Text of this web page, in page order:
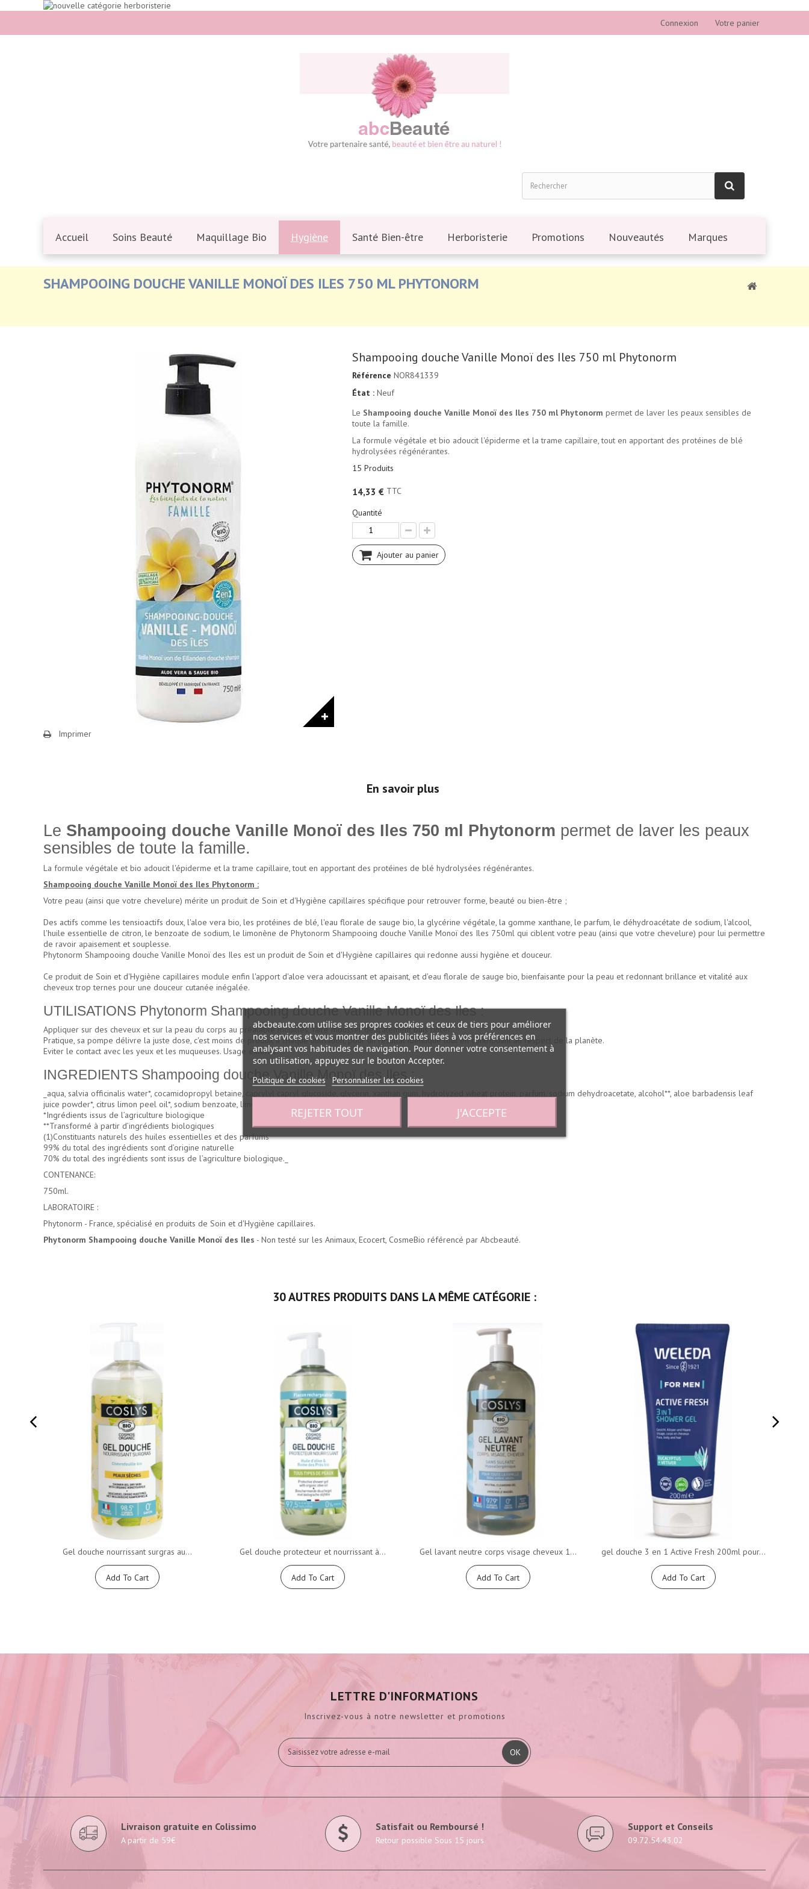
Connexion Votre panier
Accueil Soins Beauté Maquillage Bio Hygiène Santé Bien-être Herboristerie Promotions Nouveautés Marques
SHAMPOOING DOUCHE VANILLE MONOÏ DES ILES 750 ML PHYTONORM
Imprimer
Shampooing douche Vanille Monoï des Iles 750 ml Phytonorm
Référence NOR841339
État : Neuf
Le Shampooing douche Vanille Monoï des Iles 750 ml Phytonorm permet de laver les peaux sensibles de
toute la famille.
La formule végétale et bio adoucit l'épiderme et la trame capillaire, tout en apportant des protéines de blé
hydrolysées régénérantes.
15 Produits
14,33 € TTC
Quantité
Ajouter au panier
En savoir plus
Le Shampooing douche Vanille Monoï des Iles 750 ml Phytonorm permet de laver les peaux
sensibles de toute la famille.
La formule végétale et bio adoucit l'épiderme et la trame capillaire, tout en apportant des protéines de blé hydrolysées régénérantes.
Shampooing douche Vanille Monoï des Iles Phytonorm :
Votre peau (ainsi que votre chevelure) mérite un produit de Soin et d'Hygiène capillaires spécifique pour retrouver forme, beauté ou bien-être ;
Des actifs comme les tensioactifs doux, l'aloe vera bio, les protéines de blé, l'eau florale de sauge bio, la glycérine végétale, la gomme xanthane, le parfum, le déhydroacétate de sodium, l'alcool,
l'huile essentielle de citron, le benzoate de sodium, le limonène de Phytonorm Shampooing douche Vanille Monoï des Iles 750ml qui ciblent votre peau (ainsi que votre chevelure) pour lui permettre
de ravoir apaisement et souplesse.
Phytonorm Shampooing douche Vanille Monoï des Iles est un produit de Soin et d'Hygiène capillaires qui redonne aussi hygiène et douceur.
Ce produit de Soin et d'Hygiène capillaires module enfin l'apport d'aloe vera adoucissant et apaisant, et d'eau florale de sauge bio, bienfaisante pour la peau et redonnant brillance et vitalité aux
cheveux trop ternes pour une douceur cutanée inégalée.
UTILISATIONS Phytonorm Shampooing douche Vanille Monoï des Iles :
Appliquer sur des cheveux et sur la peau du corps au préalable mouillés, faire mousser délicatement puis rincer.
Pratique, sa pompe délivre la juste dose, c'est moins de produit à chaque utilisation, pour un résultat identique tout en contribuant au respect de la planète.
Eviter le contact avec les yeux et les muqueuses. Usage externe
INGREDIENTS Shampooing douche Vanille Monoï des Iles :
_aqua, salvia officinalis water*, cocamidopropyl betaine, caprylyl capryl glucoside, glycerin, xanthan gum, hydrolyzed wheat protein, parfum, sodium dehydroacetate, alcohol**, aloe barbadensis leaf
juice powder*, citrus limon peel oil*, sodium benzoate, limonene(1)
*Ingrédients issus de l’agriculture biologique
**Transformé à partir d’ingrédients biologiques
(1)Constituants naturels des huiles essentielles et des parfums
99% du total des ingrédients sont d’origine naturelle
70% du total des ingrédients sont issus de l’agriculture biologique._
CONTENANCE:
750ml.
LABORATOIRE :
Phytonorm - France, spécialisé en produits de Soin et d'Hygiène capillaires.
Phytonorm Shampooing douche Vanille Monoï des Iles - Non testé sur les Animaux, Ecocert, CosmeBio référencé par Abcbeauté.
30 AUTRES PRODUITS DANS LA MÊME CATÉGORIE :
Gel douche nourrissant surgras au...
Add To Cart
Gel douche protecteur et nourrissant à...
Add To Cart
Gel lavant neutre corps visage cheveux 1...
Add To Cart
gel douche 3 en 1 Active Fresh 200ml pour...
Add To Cart
LETTRE D'INFORMATIONS
Inscrivez-vous à notre newsletter et promotions
OK
Livraison gratuite en Colissimo
A partir de 59€
Satisfait ou Remboursé !
Retour possible Sous 15 jours
Support et Conseils
09.72.54.43.02
abcbeaute.com utilise ses propres cookies et ceux de tiers pour améliorer
nos services et vous montrer des publicités liées à vos préférences en
analysant vos habitudes de navigation. Pour donner votre consentement à
son utilisation, appuyez sur le bouton Accepter.
Politique de cookies Personnaliser les cookies
REJETER TOUT J'ACCEPTE